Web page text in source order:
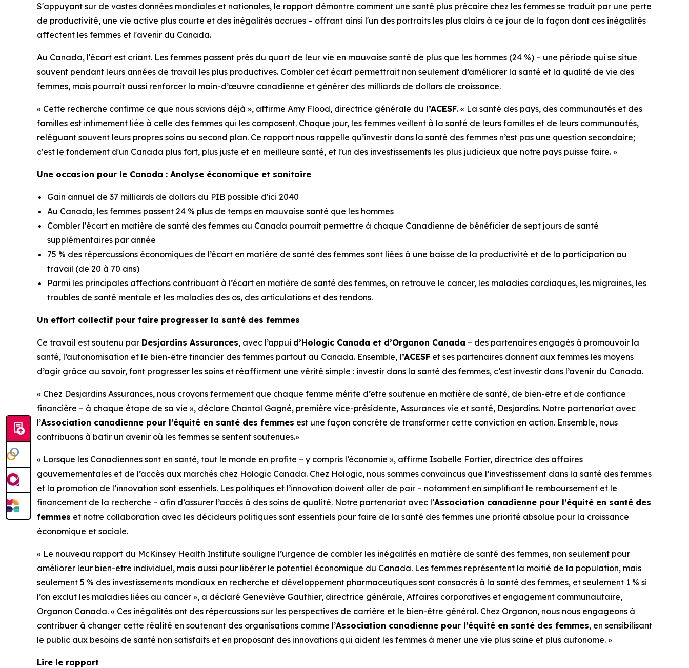
S'appuyant sur de vastes données mondiales et nationales, le rapport démontre comment une santé plus précaire chez les femmes se traduit par une perte
de productivité, une vie active plus courte et des inégalités accrues – offrant ainsi l'un des portraits les plus clairs à ce jour de la façon dont ces inégalités
affectent les femmes et l'avenir du Canada.
Au Canada, l'écart est criant. Les femmes passent près du quart de leur vie en mauvaise santé de plus que les hommes (24 %) – une période qui se situe
souvent pendant leurs années de travail les plus productives. Combler cet écart permettrait non seulement d’améliorer la santé et la qualité de vie des
femmes, mais pourrait aussi renforcer la main-d’œuvre canadienne et générer des milliards de dollars de croissance.
« Cette recherche confirme ce que nous savions déjà », affirme Amy Flood, directrice générale du l’ACESF. « La santé des pays, des communautés et des
familles est intimement liée à celle des femmes qui les composent. Chaque jour, les femmes veillent à la santé de leurs familles et de leurs communautés,
reléguant souvent leurs propres soins au second plan. Ce rapport nous rappelle qu’investir dans la santé des femmes n’est pas une question secondaire;
c'est le fondement d'un Canada plus fort, plus juste et en meilleure santé, et l'un des investissements les plus judicieux que notre pays puisse faire. »
Une occasion pour le Canada : Analyse économique et sanitaire
Gain annuel de 37 milliards de dollars du PIB possible d'ici 2040
Au Canada, les femmes passent 24 % plus de temps en mauvaise santé que les hommes
Combler l'écart en matière de santé des femmes au Canada pourrait permettre à chaque Canadienne de bénéficier de sept jours de santé
supplémentaires par année
75 % des répercussions économiques de l’écart en matière de santé des femmes sont liées à une baisse de la productivité et de la participation au
travail (de 20 à 70 ans)
Parmi les principales affections contribuant à l’écart en matière de santé des femmes, on retrouve le cancer, les maladies cardiaques, les migraines, les
troubles de santé mentale et les maladies des os, des articulations et des tendons.
Un effort collectif pour faire progresser la santé des femmes
Ce travail est soutenu par Desjardins Assurances, avec l’appui d’Hologic Canada et d’Organon Canada – des partenaires engagés à promouvoir la
santé, l’autonomisation et le bien-être financier des femmes partout au Canada. Ensemble, l’ACESF et ses partenaires donnent aux femmes les moyens
d’agir grâce au savoir, font progresser les soins et réaffirment une vérité simple : investir dans la santé des femmes, c’est investir dans l’avenir du Canada.
« Chez Desjardins Assurances, nous croyons fermement que chaque femme mérite d’être soutenue en matière de santé, de bien-être et de confiance
financière – à chaque étape de sa vie », déclare Chantal Gagné, première vice-présidente, Assurances vie et santé, Desjardins. Notre partenariat avec
l’Association canadienne pour l’équité en santé des femmes est une façon concrète de transformer cette conviction en action. Ensemble, nous
contribuons à bâtir un avenir où les femmes se sentent soutenues.»
« Lorsque les Canadiennes sont en santé, tout le monde en profite – y compris l’économie », affirme Isabelle Fortier, directrice des affaires
gouvernementales et de l’accès aux marchés chez Hologic Canada. Chez Hologic, nous sommes convaincus que l’investissement dans la santé des femmes
et la promotion de l’innovation sont essentiels. Les politiques et l’innovation doivent aller de pair – notamment en simplifiant le remboursement et le
financement de la recherche – afin d’assurer l’accès à des soins de qualité. Notre partenariat avec l’Association canadienne pour l’équité en santé des
femmes et notre collaboration avec les décideurs politiques sont essentiels pour faire de la santé des femmes une priorité absolue pour la croissance
économique et sociale.
« Le nouveau rapport du McKinsey Health Institute souligne l’urgence de combler les inégalités en matière de santé des femmes, non seulement pour
améliorer leur bien-être individuel, mais aussi pour libérer le potentiel économique du Canada. Les femmes représentent la moitié de la population, mais
seulement 5 % des investissements mondiaux en recherche et développement pharmaceutiques sont consacrés à la santé des femmes, et seulement 1 % si
l’on exclut les maladies liées au cancer », a déclaré Geneviève Gauthier, directrice générale, Affaires corporatives et engagement communautaire,
Organon Canada. « Ces inégalités ont des répercussions sur les perspectives de carrière et le bien-être général. Chez Organon, nous nous engageons à
contribuer à changer cette réalité en soutenant des organisations comme l’Association canadienne pour l’équité en santé des femmes, en sensibilisant
le public aux besoins de santé non satisfaits et en proposant des innovations qui aident les femmes à mener une vie plus saine et plus autonome. »
Lire le rapport